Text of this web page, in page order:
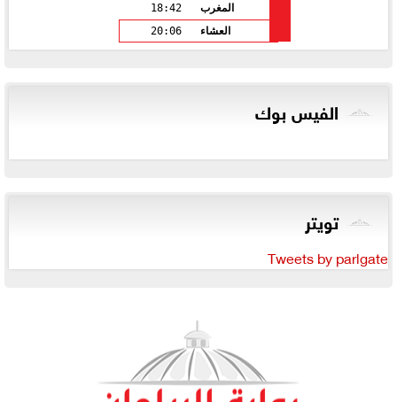
المغرب
18:42
العشاء
20:06
الفيس بوك
تويتر
Tweets by parlgate